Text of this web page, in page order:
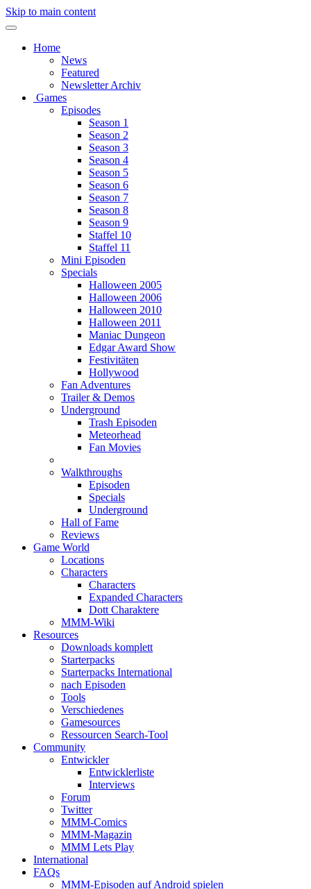
Skip to main content
Home
News
Featured
Newsletter Archiv
Games
Episodes
Season 1
Season 2
Season 3
Season 4
Season 5
Season 6
Season 7
Season 8
Season 9
Staffel 10
Staffel 11
Mini Episoden
Specials
Halloween 2005
Halloween 2006
Halloween 2010
Halloween 2011
Maniac Dungeon
Edgar Award Show
Festivitäten
Hollywood
Fan Adventures
Trailer & Demos
Underground
Trash Episoden
Meteorhead
Fan Movies
Walkthroughs
Episoden
Specials
Underground
Hall of Fame
Reviews
Game World
Locations
Characters
Characters
Expanded Characters
Dott Charaktere
MMM-Wiki
Resources
Downloads komplett
Starterpacks
Starterpacks International
nach Episoden
Tools
Verschiedenes
Gamesources
Ressourcen Search-Tool
Community
Entwickler
Entwicklerliste
Interviews
Forum
Twitter
MMM-Comics
MMM-Magazin
MMM Lets Play
International
FAQs
MMM-Episoden auf Android spielen